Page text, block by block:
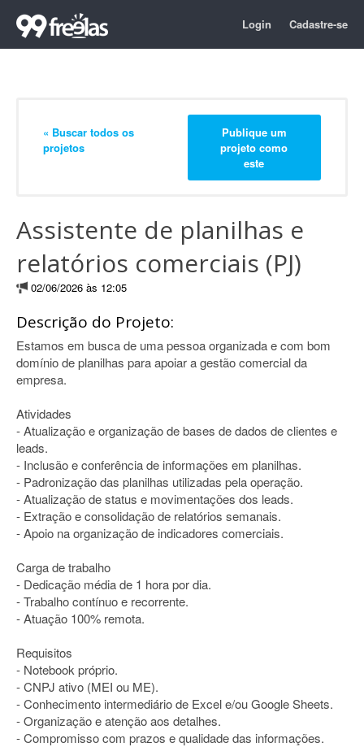
Login Cadastre-se
« Buscar todos os
projetos
Publique um
projeto como
este
Assistente de planilhas e
relatórios comerciais (PJ)
02/06/2026 às 12:05
Descrição do Projeto:
Estamos em busca de uma pessoa organizada e com bom
domínio de planilhas para apoiar a gestão comercial da
empresa.
Atividades
- Atualização e organização de bases de dados de clientes e
leads.
- Inclusão e conferência de informações em planilhas.
- Padronização das planilhas utilizadas pela operação.
- Atualização de status e movimentações dos leads.
- Extração e consolidação de relatórios semanais.
- Apoio na organização de indicadores comerciais.
Carga de trabalho
- Dedicação média de 1 hora por dia.
- Trabalho contínuo e recorrente.
- Atuação 100% remota.
Requisitos
- Notebook próprio.
- CNPJ ativo (MEI ou ME).
- Conhecimento intermediário de Excel e/ou Google Sheets.
- Organização e atenção aos detalhes.
- Compromisso com prazos e qualidade das informações.